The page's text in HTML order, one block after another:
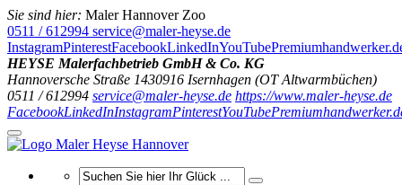
Sie sind hier: Maler Hannover Zoo
0511 / 612994 service@maler-heyse.de
InstagramPinterestFacebookLinkedInYouTube
HEYSE Malerfachbetrieb GmbH & Co. KG
Hannoversche Straße 1430916 Isernhagen (OT Altwarmbüchen)
0511 / 612994 service@maler-heyse.de https://www.maler-heyse.de
FacebookLinkedInInstagramPinterestYouTube